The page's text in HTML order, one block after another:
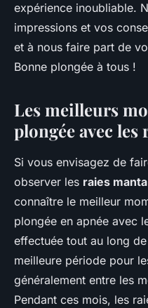
expérience inoubliable.
impressions et vos
et à nous faire part de
Bonne plongée à tous !
Les meilleurs
plongée avec les
Si vous envisagez de
observer les raies manta
connaître le meilleur
plongée en apnée avec
effectuée tout au long de
meilleure période pour
généralement entre les
Pendant ces mois, les